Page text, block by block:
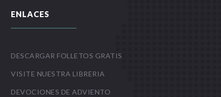
ENLACES
DESCARGAR FOLLETOS GRATIS
VISITE NUESTRA LIBRERIA
DEVOCIONES DE ADVIENTO